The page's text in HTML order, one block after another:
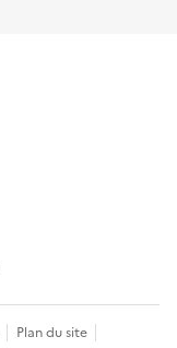
Plan du site